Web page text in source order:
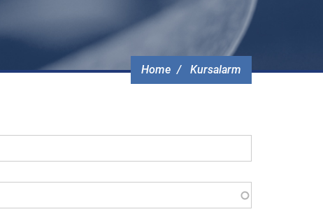
Home Kursalarm